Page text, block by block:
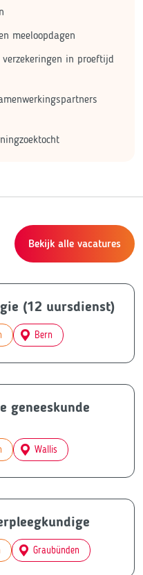
meeloopdagen
in proeftijd
Bekijk alle vacatures
(12 uursdienst)
Bern
geneeskunde
Wallis
Graubünden